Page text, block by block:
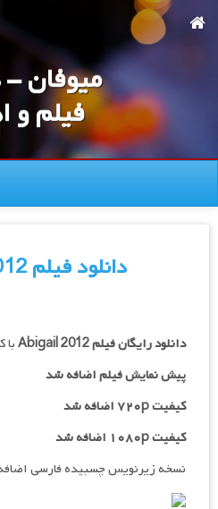
میوفان -
فیلم و
دانلود فیلم Abigail 2012
دانلود رایگان فیلمAbigail 2012
پیش نمایش فیلم اضافه شد
کیفیت ۷۲۰p اضافه شد
کیفیت ۱۰۸۰p اضافه شد
نسخه زیرنویس چسبیده فارسی